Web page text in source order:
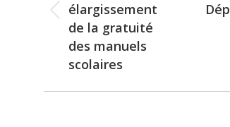
Previous
post:
élargissement
de la gratuité
des manuels
scolaires
Next